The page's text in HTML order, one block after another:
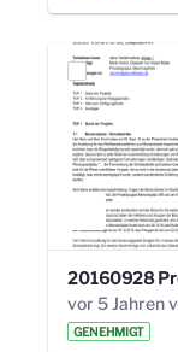
GENEHMIGT